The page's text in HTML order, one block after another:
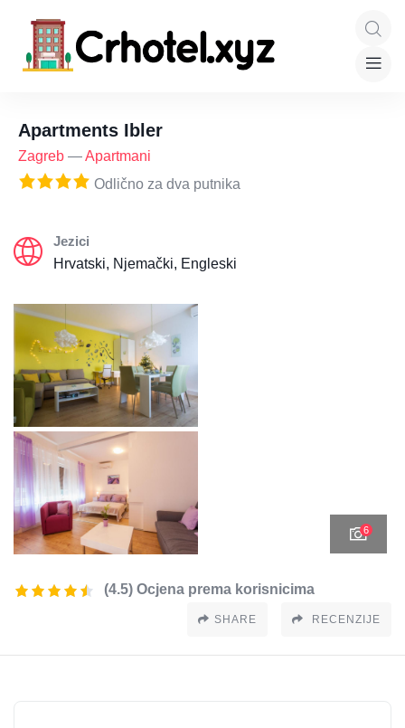
Apartments Ibler
Zagreb —Apartmani
Odlično za dva putnika
Jezici
Hrvatski, Njemački, Engleski
6
(4.5) Ocjena prema korisnicima
SHARE RECENZIJE